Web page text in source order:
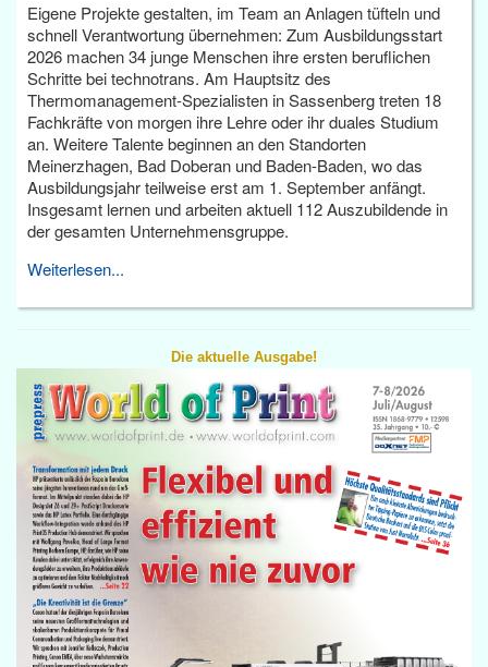
Eigene Projekte gestalten, im Team an Anlagen tüfteln und
schnell Verantwortung übernehmen: Zum Ausbildungsstart
2026 machen 34 junge Menschen ihre ersten beruflichen
Schritte bei technotrans. Am Hauptsitz des
Thermomanagement-Spezialisten in Sassenberg treten 18
Fachkräfte von morgen ihre Lehre oder ihr duales Studium
an. Weitere Talente beginnen an den Standorten
Meinerzhagen, Bad Doberan und Baden-Baden, wo das
Ausbildungsjahr teilweise erst am 1. September anfängt.
Insgesamt lernen und arbeiten aktuell 112 Auszubildende in
der gesamten Unternehmensgruppe.
Weiterlesen...
Die aktuelle Ausgabe!